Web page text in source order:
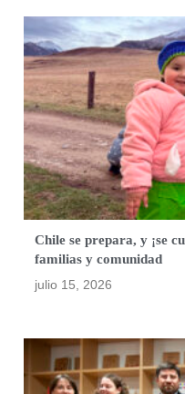
Chile se prepara, y ¡se
familias y comunidad
julio 15, 2026